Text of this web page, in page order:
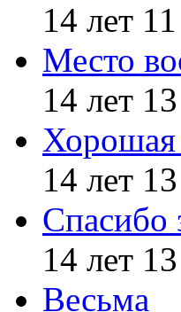
14 лет
Место
14 лет
Хорошая
14 лет
Спасибо
14 лет
Весьма